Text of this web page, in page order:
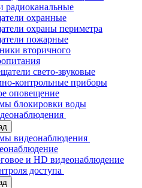
радиоканальные
охранные
охраны периметра
пожарные
вторичного
свето-звуковые
контрольные приборы
оповещение
блокировки воды
видеонаблюдения
и HD видеонаблюдение
доступа